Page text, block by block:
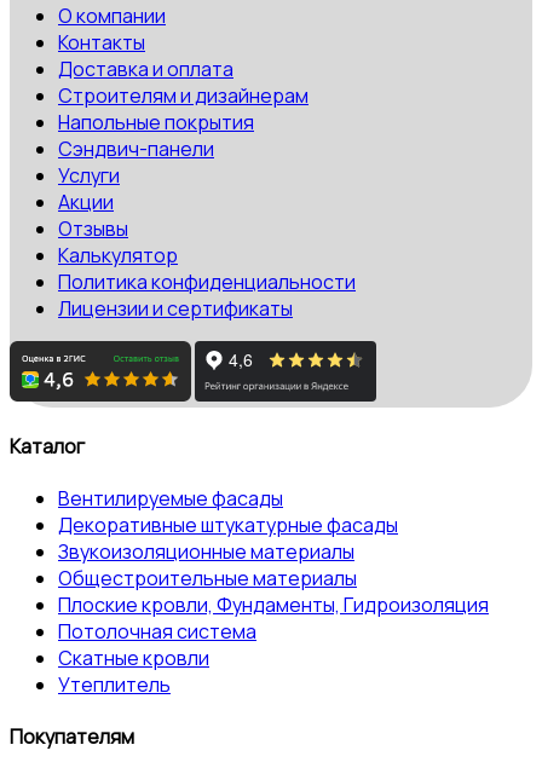
О компании
Контакты
Доставка и оплата
Строителям и дизайнерам
Напольные покрытия
Сэндвич-панели
Услуги
Акции
Отзывы
Калькулятор
Политика конфиденциальности
Лицензии и сертификаты
Каталог
Вентилируемые фасады
Декоративные штукатурные фасады
Звукоизоляционные материалы
Общестроительные материалы
Плоские кровли, Фундаменты, Гидроизоляция
Потолочная система
Скатные кровли
Утеплитель
Покупателям